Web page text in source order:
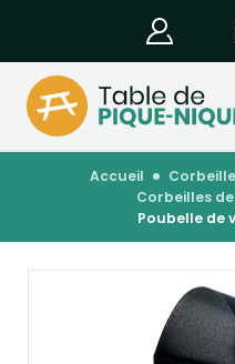
accueil
corbeilles
poubelle de